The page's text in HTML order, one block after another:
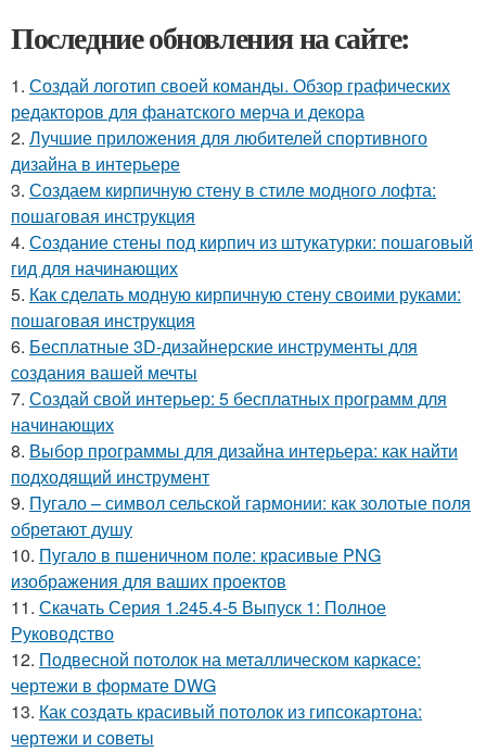
Последние обновления на сайте:
1. Создай логотип своей команды. Обзор графических
редакторов для фанатского мерча и декора
2. Лучшие приложения для любителей спортивного
дизайна в интерьере
3. Создаем кирпичную стену в стиле модного лофта:
пошаговая инструкция
4. Создание стены под кирпич из штукатурки: пошаговый
гид для начинающих
5. Как сделать модную кирпичную стену своими руками:
пошаговая инструкция
6. Бесплатные 3D-дизайнерские инструменты для
создания вашей мечты
7. Создай свой интерьер: 5 бесплатных программ для
начинающих
8. Выбор программы для дизайна интерьера: как найти
подходящий инструмент
9. Пугало – символ сельской гармонии: как золотые поля
обретают душу
10. Пугало в пшеничном поле: красивые PNG
изображения для ваших проектов
11. Скачать Серия 1.245.4-5 Выпуск 1: Полное
Руководство
12. Подвесной потолок на металлическом каркасе:
чертежи в формате DWG
13. Как создать красивый потолок из гипсокартона:
чертежи и советы